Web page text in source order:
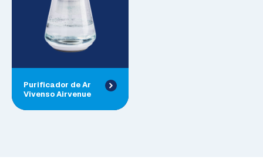
Purificador de Ar
Vivenso Airvenue